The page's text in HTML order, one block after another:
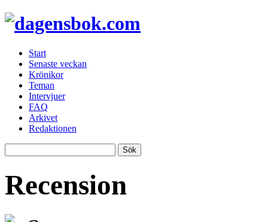
Start
Senaste veckan
Krönikor
Teman
Intervjuer
FAQ
Arkivet
Redaktionen
Recension